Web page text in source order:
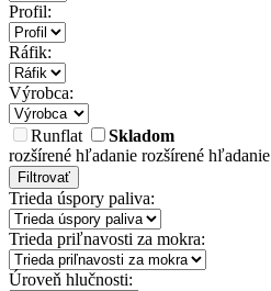
Profil:
Ráfik:
Výrobca:
Runflat
Skladom
rozšírené hľadanie rozšírené hľadanie
Filtrovať
Trieda úspory paliva:
Trieda priľnavosti za mokra:
Úroveň hlučnosti: